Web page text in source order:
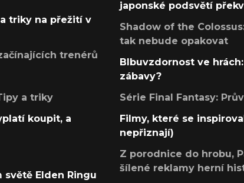
triky na přežití v
trenérů
a triky
koupit, a
Elden Ringu
japonské podsvětí
Shadow of the
tak nebude opakovat
Blbuvzdornost ve
zábavy?
Série Final Fantasy:
Filmy, které se
nepřiznají)
Z porodnice do hrobu,
šílené reklamy herní